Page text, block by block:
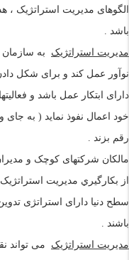
الگوهای مديريت استراتژيک ،
باشد .
مديريت استراتژيک به سازمان
نوآور عمل کند و برای شکل
دارای ابتکار عمل باشد و
خود اعمال نفوذ نمايد ( به
رقم بزند .
مالکان شرکتهای کوچک و
از بکارگيري مديريت
باشند .
مديريت استراتژيک می تواند